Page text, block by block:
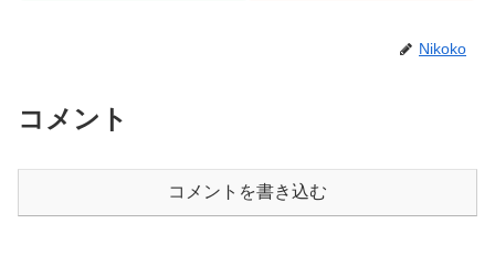
Nikoko
コメント
コメントを書き込む